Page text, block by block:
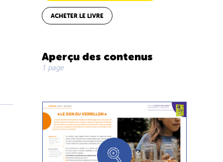
ACHETER LE LIVRE
Aperçu des contenus
1 page